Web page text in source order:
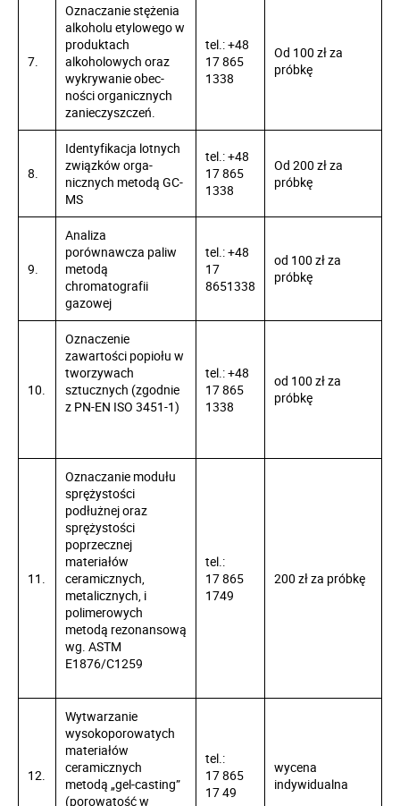
7.
Oznaczanie stężenia
alkoholu etylowego w
produktach
alkoholowych oraz
wykrywanie obec­
ności organicznych
zanieczyszczeń.
tel.: +48
17 865
1338
Od 100 zł za
próbkę
8.
Identyfikacja lotnych
związków orga­
nicznych metodą GC-
MS
tel.: +48
17 865
1338
Od 200 zł za
próbkę
9.
Analiza
porównawcza paliw
metodą
chromatografii
gazowej
tel.: +48
17
8651338
od 100 zł za
próbkę
10.
Oznaczenie
zawartości popiołu w
tworzywach
sztucznych (zgodnie
z PN-EN ISO 3451-1)
tel.: +48
17 865
1338
od 100 zł za
próbkę
11.
Oznaczanie modułu
sprężystości
podłużnej oraz
sprężystości
poprzecznej
materiałów
ceramicznych,
metalicznych, i
polimerowych
metodą rezonansową
wg. ASTM
E1876/C1259
tel.:
17 865
1749
200 zł za próbkę
12.
Wytwarzanie
wysokoporowatych
materiałów
ceramicznych
metodą „gel-casting”
(porowatość w
tel.:
17 865
17 49
wycena
indywidualna